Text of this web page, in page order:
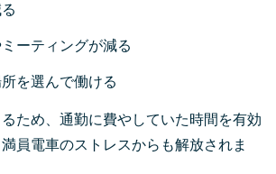
ーティングが減る
を選んで働ける
ため、通勤に費やしていた時間を有効
員電車のストレスからも解放されま